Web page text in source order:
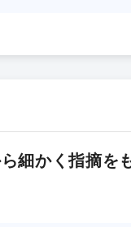
細かく指摘を